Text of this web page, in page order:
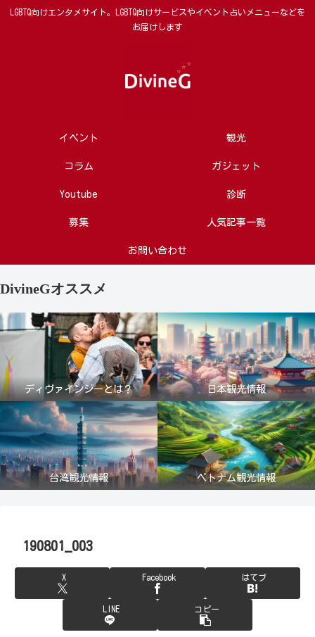
LGBTQ向けエンタメサイト。LGBTQ向けサービスやイベント占いメニューなどを
お届けします
イベント 観光
コラム ガジェット
Youtube 診断
募集 人気記事一覧
お問い合わせ
DivineGオススメ
ディヴァインジーとは？ 日本観光情報
台湾観光情報 ベトナム観光情報
190801_003
X Facebook はてブ
LINE コピー